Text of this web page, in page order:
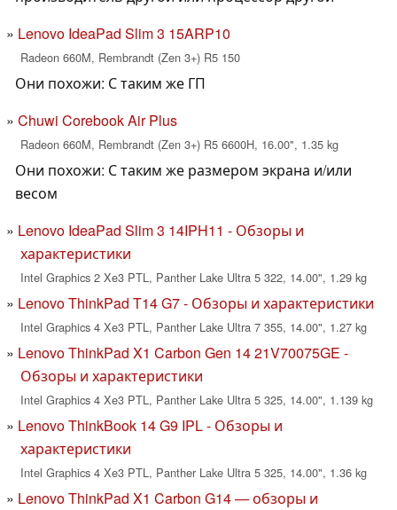
Lenovo IdeaPad Slim 3 15ARP10
Radeon 660M, Rembrandt (Zen 3+) R5 150
Они похожи: С таким же ГП
Chuwi Corebook Air Plus
Radeon 660M, Rembrandt (Zen 3+) R5 6600H, 16.00", 1.35 kg
Они похожи: С таким же размером экрана и/или
весом
Lenovo IdeaPad Slim 3 14IPH11 - Обзоры и
характеристики
Intel Graphics 2 Xe3 PTL, Panther Lake Ultra 5 322, 14.00", 1.29 kg
Lenovo ThinkPad T14 G7 - Обзоры и характеристики
Intel Graphics 4 Xe3 PTL, Panther Lake Ultra 7 355, 14.00", 1.27 kg
Lenovo ThinkPad X1 Carbon Gen 14 21V70075GE -
Обзоры и характеристики
Intel Graphics 4 Xe3 PTL, Panther Lake Ultra 5 325, 14.00", 1.139 kg
Lenovo ThinkBook 14 G9 IPL - Обзоры и
характеристики
Intel Graphics 4 Xe3 PTL, Panther Lake Ultra 5 325, 14.00", 1.36 kg
Lenovo ThinkPad X1 Carbon G14 — обзоры и